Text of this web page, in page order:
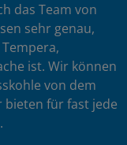
das Team von
sehr genau,
ist. Wir können
von dem
für fast jede